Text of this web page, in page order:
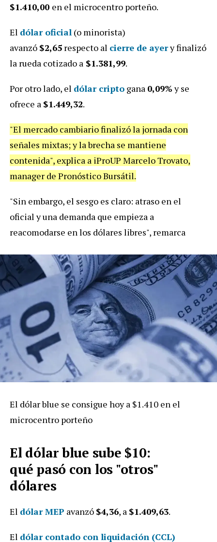
$1.410,00 en el microcentro porteño.
El dólar oficial (o minorista)
avanzó $2,65 respecto al cierre de ayery finalizó
la rueda cotizado a $1.381,99.
Por otro lado, el dólar cripto gana 0,09% y se
ofrece a $1.449,32.
"El mercado cambiario finalizó la jornada con
señales mixtas; y la brecha se mantiene
contenida", explica a iProUP Marcelo Trovato,
manager de Pronóstico Bursátil.
"Sin embargo, el sesgo es claro: atraso en el
oficial y una demanda que empieza a
reacomodarse en los dólares libres", remarca
El dólar blue se consigue hoy a $1.410 en el
microcentro porteño
El dólar blue sube $10:
qué pasó con los "otros"
dólares
El dólar MEP avanzó $4,36, a $1.409,63.
El dólar contado con liquidación (CCL)